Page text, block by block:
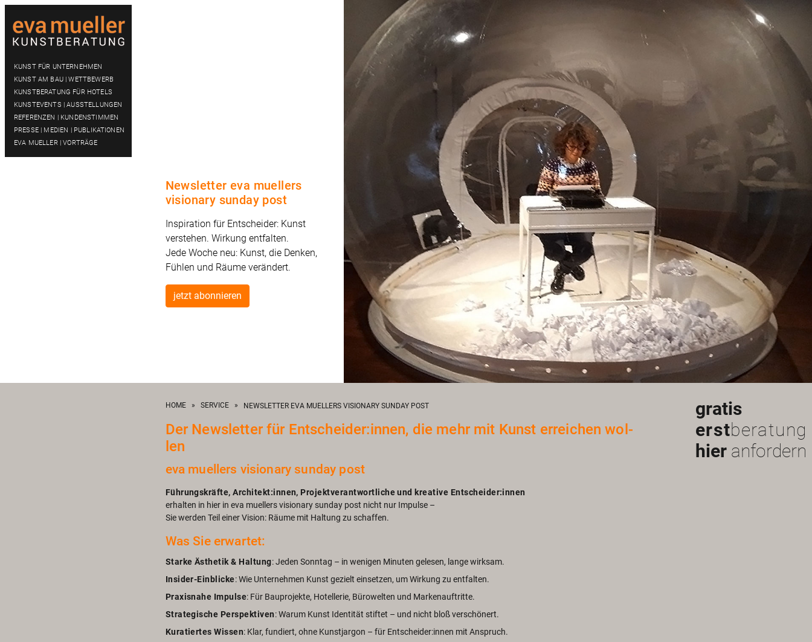
KUNST FÜR UNTERNEHMEN
KUNST AM BAU | WETTBEWERB
KUNSTBERATUNG FÜR HOTELS
KUNSTEVENTS | AUSSTELLUNGEN
REFERENZEN | KUNDENSTIMMEN
PRESSE | MEDIEN | PUBLIKATIONEN
EVA MUELLER | VORTRÄGE
Newsletter eva muellers
visionary sunday post
Inspiration für Entscheider: Kunst
verstehen. Wirkung entfalten.
Jede Woche neu: Kunst, die Denken,
Fühlen und Räume verändert.
jetzt abonnieren
HOME» SERVICE» NEWSLETTER EVA MUELLERS VISIONARY SUNDAY POST
Der News­let­ter für Ent­schei­der:innen, die mehr mit Kunst er­rei­chen wol­
len
eva mu­el­lers vi­sio­na­ry sun­day post
Füh­rungs­kräf­te, Ar­chi­tekt:innen, Pro­jekt­ver­ant­wort­li­che und krea­ti­ve Ent­schei­der:innen
er­hal­ten in hier in eva mu­el­lers vi­sio­na­ry sun­day post nicht nur Im­pul­se –
Sie wer­den Teil einer Vi­si­on: Räume mit Hal­tung zu schaf­fen.
Was Sie er­war­tet:
Star­ke Äs­the­tik & Hal­tung: Jeden Sonn­tag – in we­ni­gen Mi­nu­ten ge­le­sen, lange wirk­sam.
In­si­der-Ein­bli­cke: Wie Un­ter­neh­men Kunst ge­zielt ein­set­zen, um Wir­kung zu ent­fal­ten.
Pra­xis­na­he Im­pul­se: Für Bau­pro­jek­te, Ho­tel­le­rie, Bü­ro­wel­ten und Mar­ken­auf­trit­te.
Stra­te­gi­sche Per­spek­ti­ven: Warum Kunst Iden­ti­tät stif­tet – und nicht bloß ver­schö­nert.
Ku­ra­tier­tes Wis­sen: Klar, fun­diert, ohne Kunst­jar­gon – für Ent­schei­der:innen mit An­spruch.
gratis
erstberatung
hier anfordern